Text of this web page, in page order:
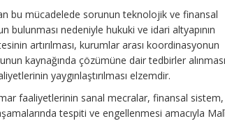
bu mücadelede sorunun teknolojik ve finansal
bulunması nedeniyle hukuki ve idari altyapının
artırılması, kurumlar arası koordinasyonun
kaynağında çözümüne dair tedbirler
yaygınlaştırılması elzemdir.
faaliyetlerinin sanal mecralar, finansal
tespiti ve engellenmesi amacıyla